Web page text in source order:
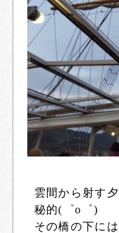
雲間から射す
秘的(゜o゜)
その橋の下に